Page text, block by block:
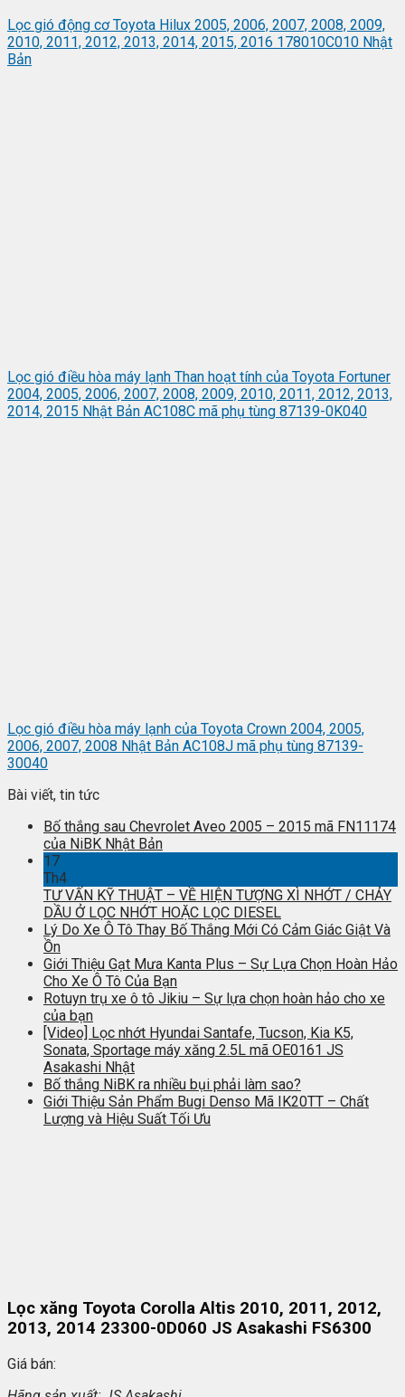
Lọc gió động cơ Toyota Hilux 2005, 2006, 2007, 2008, 2009,
2010, 2011, 2012, 2013, 2014, 2015, 2016 178010C010 Nhật
Bản
Lọc gió điều hòa máy lạnh Than hoạt tính của Toyota Fortuner
2004, 2005, 2006, 2007, 2008, 2009, 2010, 2011, 2012, 2013,
2014, 2015 Nhật Bản AC108C mã phụ tùng 87139-0K040
Lọc gió điều hòa máy lạnh của Toyota Crown 2004, 2005,
2006, 2007, 2008 Nhật Bản AC108J mã phụ tùng 87139-
30040
Bài viết, tin tức
Bố thắng sau Chevrolet Aveo 2005 – 2015 mã FN11174
của NiBK Nhật Bản
17
Th4
TƯ VẤN KỸ THUẬT – VỀ HIỆN TƯỢNG XÌ NHỚT / CHẢY
DẦU Ở LỌC NHỚT HOẶC LỌC DIESEL
Lý Do Xe Ô Tô Thay Bố Thắng Mới Có Cảm Giác Giật Và
Ồn
Giới Thiệu Gạt Mưa Kanta Plus – Sự Lựa Chọn Hoàn Hảo
Cho Xe Ô Tô Của Bạn
Rotuyn trụ xe ô tô Jikiu – Sự lựa chọn hoàn hảo cho xe
của bạn
[Video] Lọc nhớt Hyundai Santafe, Tucson, Kia K5,
Sonata, Sportage máy xăng 2.5L mã OE0161 JS
Asakashi Nhật
Bố thắng NiBK ra nhiều bụi phải làm sao?
Giới Thiệu Sản Phẩm Bugi Denso Mã IK20TT – Chất
Lượng và Hiệu Suất Tối Ưu
Lọc xăng Toyota Corolla Altis 2010, 2011, 2012,
2013, 2014 23300-0D060 JS Asakashi FS6300
Giá bán: